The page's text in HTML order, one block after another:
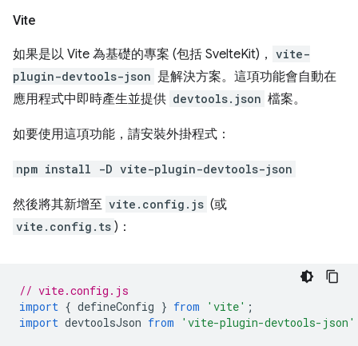
Vite
如果是以 Vite 為基礎的專案 (包括 SvelteKit)， vite-
plugin-devtools-json 是解決方案。這項功能會自動在
應用程式中即時產生並提供 devtools.json 檔案。
如要使用這項功能，請安裝外掛程式：
npm install -D vite-plugin-devtools-json
然後將其新增至 vite.config.js (或
vite.config.ts )：
// vite.config.js
import { defineConfig } from 'vite' ;
import devtoolsJson from 'vite-plugin-devtools-json'